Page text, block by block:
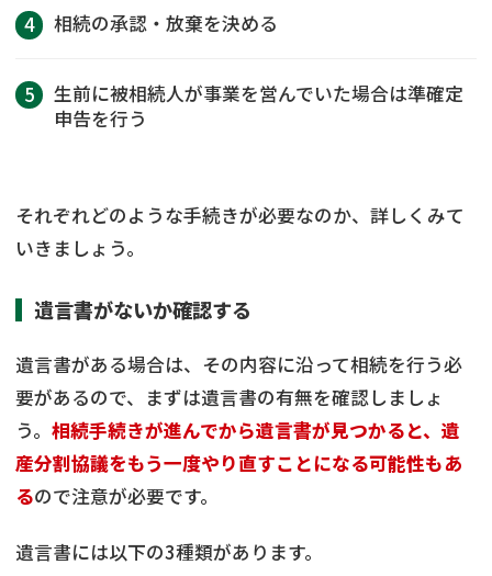
相続の承認・放棄を決める
生前に被相続人が事業を営んでいた場合は準確定
申告を行う
それぞれどのような手続きが必要なのか、詳しくみて
いきましょう。
遺言書がないか確認する
遺言書がある場合は、その内容に沿って相続を行う必
要があるので、まずは遺言書の有無を確認しましょ
う。 相続手続きが進んでから遺言書が見つかると、遺
産分割協議をもう一度やり直すことになる可能性もあ
るので注意が必要です。
遺言書には以下の3種類があります。